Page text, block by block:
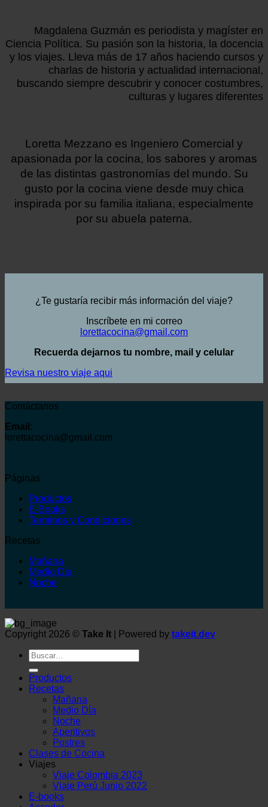
Magdalena Guzmán es periodista y magíster en
Ciencia Política. Su pasión son la historia, la docencia
y los viajes. Lleva más de 17 años haciendo cursos y
charlas de historia y actualidad internacional,
buscando siempre descubrir y conocer costumbres,
culturas y lugares diferentes
Loretta Mezzano es Ingeniero Comercial y
apasionada por la cocina, los sabores y aromas
de las distintas gastronomías del mundo. Su
gusto por la cocina viene desde muy chica
inspirada por su familia italiana, especialmente
por su abuela paterna.
¿Te gustaría recibir más información del viaje?
Inscríbete en mi correo
lorettacocina@gmail.com
Recuerda dejarnos tu nombre, mail y celular
Revisa nuestro viaje aqui
Contáctanos
Email:
lorettacocina@gmail.com
Páginas
Productos
E-Books
Terminos y Condiciones
Recetas
Mañana
Medio Día
Noche
Copyright 2026 © Take It | Powered by takeit.dev
Buscar
por:
Productos
Recetas
Mañana
Medio Día
Noche
Aperitivos
Postres
Clases de Cocina
Viajes
Viaje Colombia 2023
Viaje Perú Junio 2022
E-books